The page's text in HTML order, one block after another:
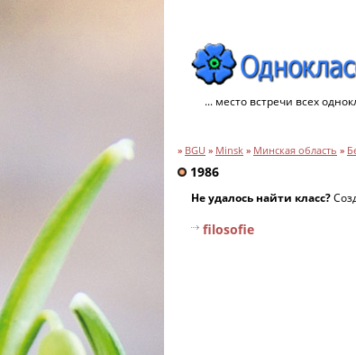
... место встречи всех
» BGU » Minsk » Минская область »
1986
Не удалось найти класс?
filosofie